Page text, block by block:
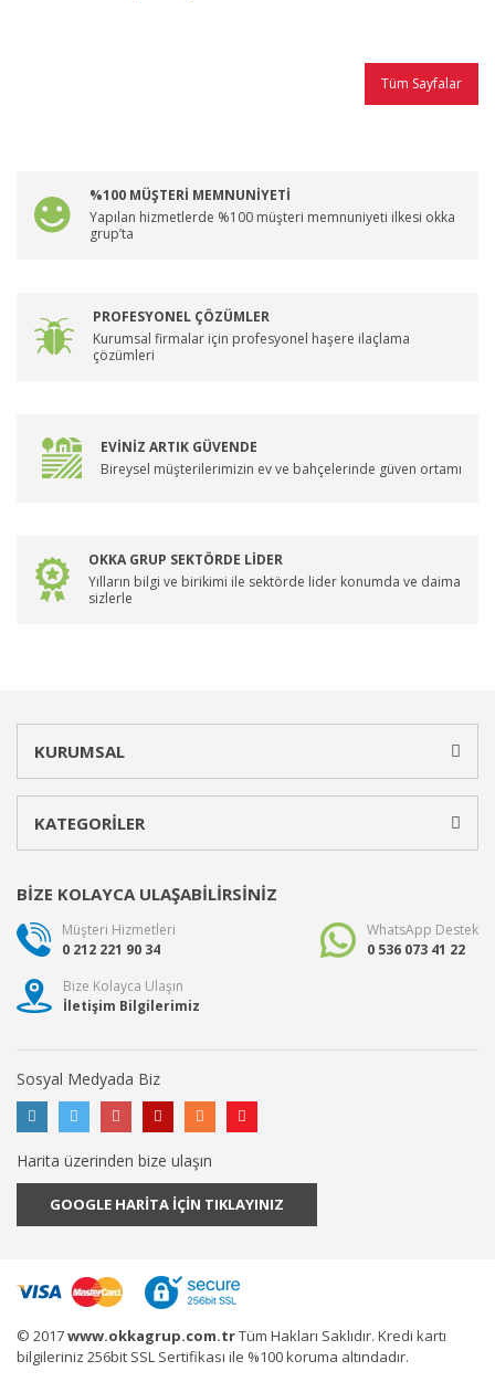
Tüm Sayfalar
%100 MÜŞTERİ MEMNUNİYETİ
Yapılan hizmetlerde %100 müşteri memnuniyeti ilkesi okka
grup’ta
PROFESYONEL ÇÖZÜMLER
Kurumsal firmalar için profesyonel haşere ilaçlama
çözümleri
EVİNİZ ARTIK GÜVENDE
Bireysel müşterilerimizin ev ve bahçelerinde güven ortamı
OKKA GRUP SEKTÖRDE LİDER
Yılların bilgi ve birikimi ile sektörde lider konumda ve daima
sizlerle
KURUMSAL
KATEGORİLER
BİZE KOLAYCA ULAŞABİLİRSİNİZ
Müşteri Hizmetleri
0 212 221 90 34
WhatsApp Destek
0 536 073 41 22
Bize Kolayca Ulaşın
İletişim Bilgilerimiz
Sosyal Medyada Biz
Harita üzerinden bize ulaşın
GOOGLE HARİTA İÇİN TIKLAYINIZ
© 2017www.okkagrup.com.trTüm Hakları Saklıdır. Kredi kartı
bilgileriniz 256bit SSL Sertifikası ile %100 koruma altındadır.